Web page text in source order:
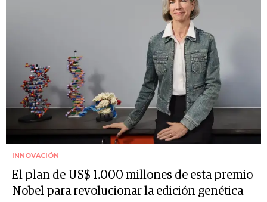
INNOVACIÓN
El plan de US$ 1.000 millones de esta premio
Nobel para revolucionar la edición genética